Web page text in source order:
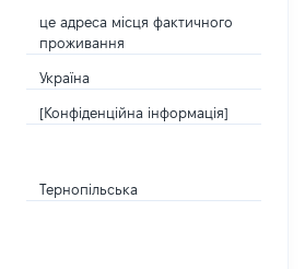
це адреса місця фактичного
проживання
Україна
[Конфіденційна інформація]
Тернопільська